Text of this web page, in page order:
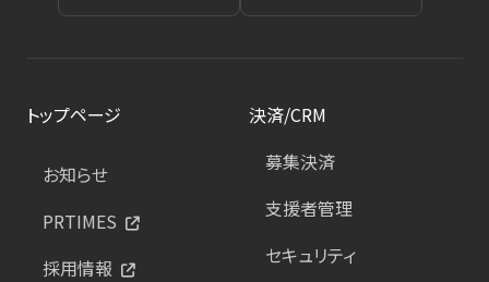
トップページ
お知らせ
PRTIMES
採用情報
決済/CRM
募集決済
支援者管理
セキュリティ